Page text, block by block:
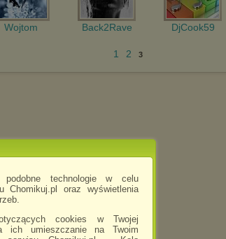
technologie w celu
Chomikuj.pl oraz wyświetlenia
cookies w Twojej
ich umieszczanie na Twoim
Wojtom Back2Rave DjCook59
1 2 3